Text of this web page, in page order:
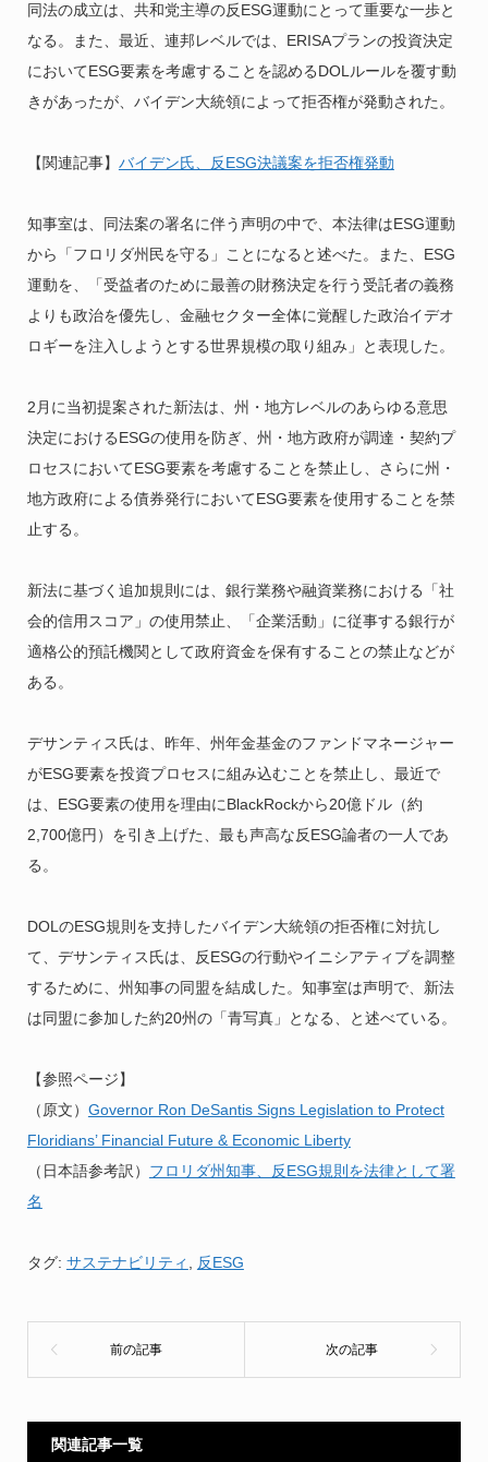
同法の成立は、共和党主導の反ESG運動にとって重要な一歩と
なる。また、最近、連邦レベルでは、ERISAプランの投資決定
においてESG要素を考慮することを認めるDOLルールを覆す動
きがあったが、バイデン大統領によって拒否権が発動された。
【関連記事】 バイデン氏、反ESG決議案を拒否権発動
知事室は、同法案の署名に伴う声明の中で、本法律はESG運動
から「フロリダ州民を守る」ことになると述べた。また、ESG
運動を、「受益者のために最善の財務決定を行う受託者の義務
よりも政治を優先し、金融セクター全体に覚醒した政治イデオ
ロギーを注入しようとする世界規模の取り組み」と表現した。
2月に当初提案された新法は、州・地方レベルのあらゆる意思
決定におけるESGの使用を防ぎ、州・地方政府が調達・契約プ
ロセスにおいてESG要素を考慮することを禁止し、さらに州・
地方政府による債券発行においてESG要素を使用することを禁
止する。
新法に基づく追加規則には、銀行業務や融資業務における「社
会的信用スコア」の使用禁止、「企業活動」に従事する銀行が
適格公的預託機関として政府資金を保有することの禁止などが
ある。
デサンティス氏は、昨年、州年金基金のファンドマネージャー
がESG要素を投資プロセスに組み込むことを禁止し、最近で
は、ESG要素の使用を理由にBlackRockから20億ドル（約
2,700億円）を引き上げた、最も声高な反ESG論者の一人であ
る。
DOLのESG規則を支持したバイデン大統領の拒否権に対抗し
て、デサンティス氏は、反ESGの行動やイニシアティブを調整
するために、州知事の同盟を結成した。知事室は声明で、新法
は同盟に参加した約20州の「青写真」となる、と述べている。
【参照ページ】
（原文） Governor Ron DeSantis Signs Legislation to Protect
Floridians’ Financial Future & Economic Liberty
（日本語参考訳） フロリダ州知事、反ESG規則を法律として署
名
タグ: サステナビリティ , 反ESG
関連記事一覧